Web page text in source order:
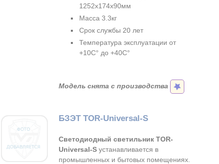
1252х174х90мм
Масса 3.3кг
Срок службы 20 лет
Температура эксплуатации от
+10C° до +40C°
Модель снята с производства
БЗЭТ TOR-Universal-S
Светодиодный светильник TOR-
Universal-S устанавливается в
промышленных и бытовых помещениях.